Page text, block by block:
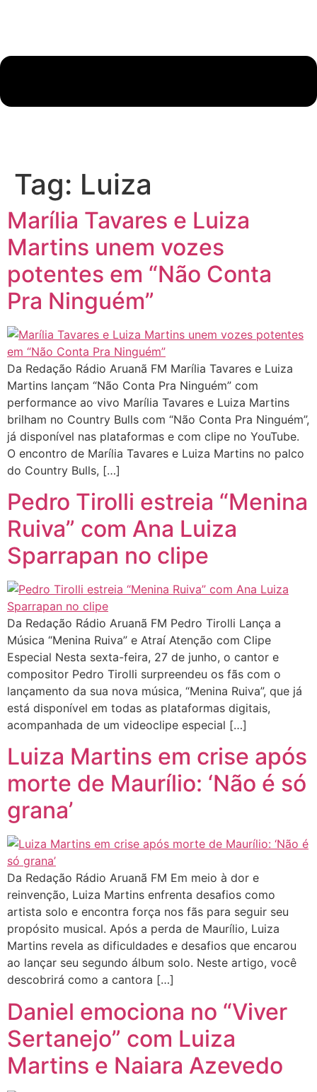
Tag: Luiza
Marília Tavares e Luiza
Martins unem vozes
potentes em “Não Conta
Pra Ninguém”
Da Redação Rádio Aruanã FM Marília Tavares e Luiza
Martins lançam “Não Conta Pra Ninguém” com
performance ao vivo Marília Tavares e Luiza Martins
brilham no Country Bulls com “Não Conta Pra Ninguém”,
já disponível nas plataformas e com clipe no YouTube.
O encontro de Marília Tavares e Luiza Martins no palco
do Country Bulls, […]
Pedro Tirolli estreia “Menina
Ruiva” com Ana Luiza
Sparrapan no clipe
Da Redação Rádio Aruanã FM Pedro Tirolli Lança a
Música “Menina Ruiva” e Atraí Atenção com Clipe
Especial Nesta sexta-feira, 27 de junho, o cantor e
compositor Pedro Tirolli surpreendeu os fãs com o
lançamento da sua nova música, “Menina Ruiva”, que já
está disponível em todas as plataformas digitais,
acompanhada de um videoclipe especial […]
Luiza Martins em crise após
morte de Maurílio: ‘Não é só
grana’
Da Redação Rádio Aruanã FM Em meio à dor e
reinvenção, Luiza Martins enfrenta desafios como
artista solo e encontra força nos fãs para seguir seu
propósito musical. Após a perda de Maurílio, Luiza
Martins revela as dificuldades e desafios que encarou
ao lançar seu segundo álbum solo. Neste artigo, você
descobrirá como a cantora […]
Daniel emociona no “Viver
Sertanejo” com Luiza
Martins e Naiara Azevedo